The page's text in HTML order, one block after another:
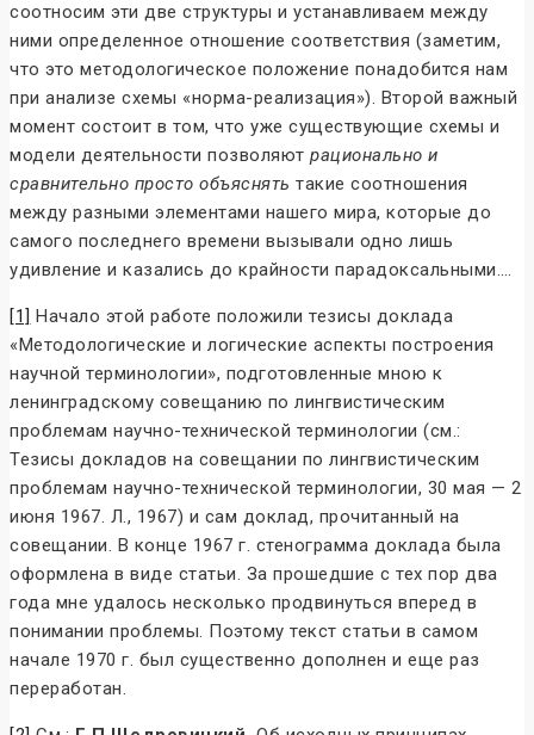
соотносим эти две структуры и устанавливаем между
ними определенное отношение соответствия (заметим,
что это методологическое положение понадобится нам
при анализе схемы «норма-реализация»). Второй важный
момент состоит в том, что уже существующие схемы и
модели деятельности позволяют рационально и
сравнительно просто объяснять такие соотношения
между разными элементами нашего мира, которые до
самого последнего времени вызывали одно лишь
удивление и казались до крайности парадоксальными….
[1] Начало этой работе положили тезисы доклада
«Методологические и логические аспекты построения
научной терминологии», подготовленные мною к
ленинградскому совещанию по лингвистическим
проблемам научно-технической терминологии (см.:
Тезисы докладов на совещании по лингвистическим
проблемам научно-технической терминологии, 30 мая — 2
июня 1967. Л., 1967) и сам доклад, прочитанный на
совещании. В конце 1967 г. стенограмма доклада была
оформлена в виде статьи. За прошедшие с тех пор два
года мне удалось несколько продвинуться вперед в
понимании проблемы. Поэтому текст статьи в самом
начале 1970 г. был существенно дополнен и еще раз
переработан.